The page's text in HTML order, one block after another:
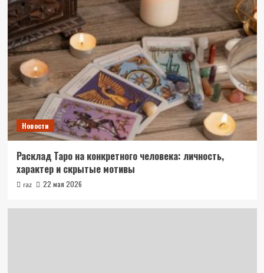
Новости
Расклад Таро на конкретного человека: личность,
характер и скрытые мотивы
raz 22 мая 2026